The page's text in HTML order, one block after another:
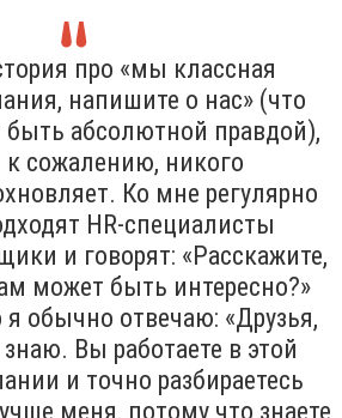
про «мы классная
напишите о нас» (что
абсолютной правдой),
к сожалению, никого
Ко мне регулярно
HR-специалисты
и говорят: «Расскажите,
может быть интересно?»
я обычно отвечаю: «Друзья,
Вы работаете в этой
и точно разбираетесь
меня, потому что знаете